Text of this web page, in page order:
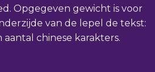
Opgegeven gewicht is voor
van de lepel de tekst:
aantal chinese karakters.